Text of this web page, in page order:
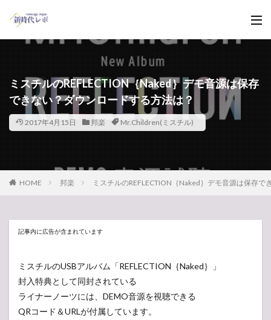
ミスチルのREFLECTION｛Naked｝デモ音源は保存
できない？ダウンロードする方法は？
2017年4月15日 邦楽 Mr.Children(ミスチル)
HOME 邦楽 ミスチルのREFLECTION｛Naked｝デモ音源は保存
記事内に広告が含まれています
ミスチルのUSBアルバム「REFLECTION｛Naked｝」
封入特典として同封されている
ライナーノーツには、DEMO音源を視聴できる
QRコード＆URLが付属しています。